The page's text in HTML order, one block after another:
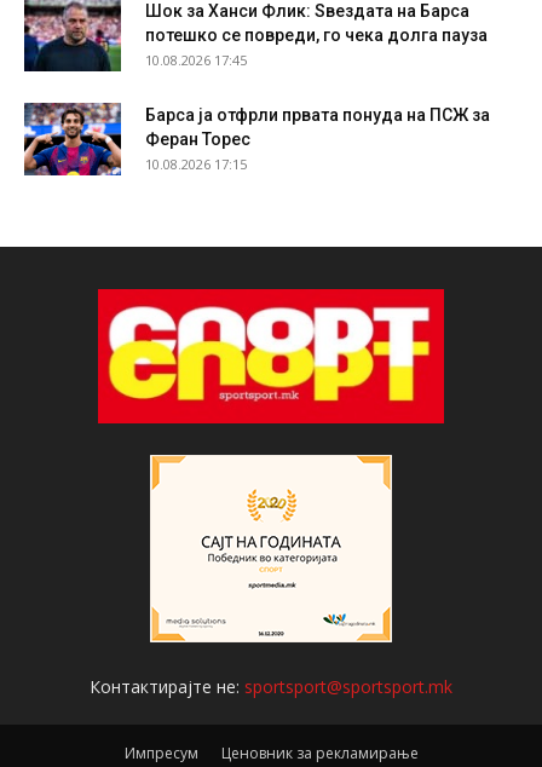
Шок за Ханси Флик: Ѕвездата на Барса
потешко се повреди, го чека долга пауза
10.08.2026 17:45
Барса ја отфрли првата понуда на ПСЖ за
Феран Торес
10.08.2026 17:15
Контактирајте не: sportsport@sportsport.mk
Импресум Ценовник за рекламирање